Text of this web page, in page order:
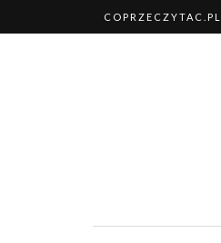
COPRZECZYTAC.PL